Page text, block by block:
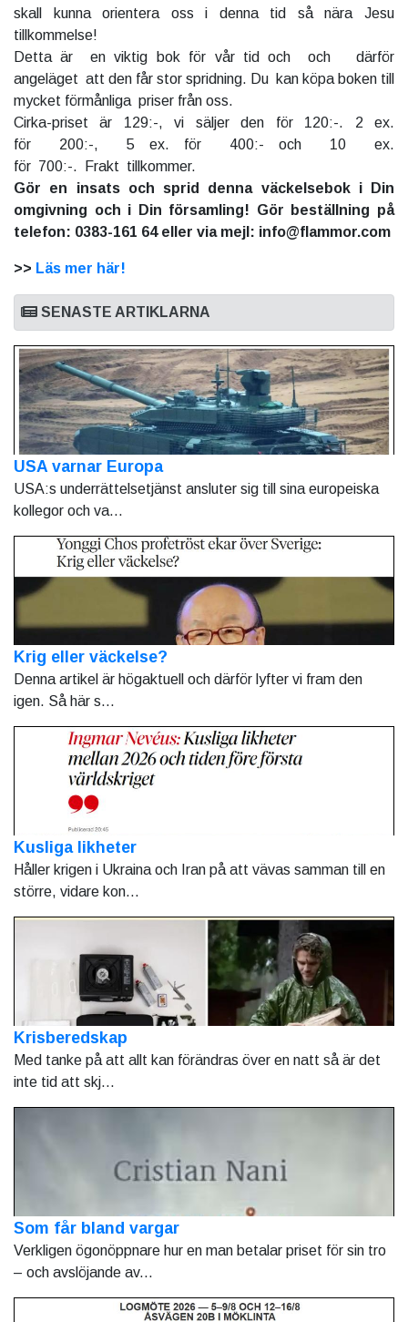
skall kunna orientera oss i denna tid så nära Jesu
tillkommelse!
Detta är en viktig bok för vår tid och och därför
angeläget att den får stor spridning. Du kan köpa boken till
mycket förmånliga priser från oss.
Cirka-priset är 129:-, vi säljer den för 120:-. 2 ex.
för 200:-, 5 ex. för 400:- och 10 ex.
för 700:-. Frakt tillkommer.
Gör en insats och sprid denna väckelsebok i Din
omgivning och i Din församling! Gör beställning på
telefon: 0383-161 64 eller via mejl: info@flammor.com
>> Läs mer här!
SENASTE ARTIKLARNA
USA varnar Europa
USA:s underrättelsetjänst ansluter sig till sina europeiska
kollegor och va...
Krig eller väckelse?
Denna artikel är högaktuell och därför lyfter vi fram den
igen. Så här s...
Kusliga likheter
Håller krigen i Ukraina och Iran på att vävas samman till en
större, vidare kon...
Krisberedskap
Med tanke på att allt kan förändras över en natt så är det
inte tid att skj...
Som får bland vargar
Verkligen ögonöppnare hur en man betalar priset för sin tro
– och avslöjande av...